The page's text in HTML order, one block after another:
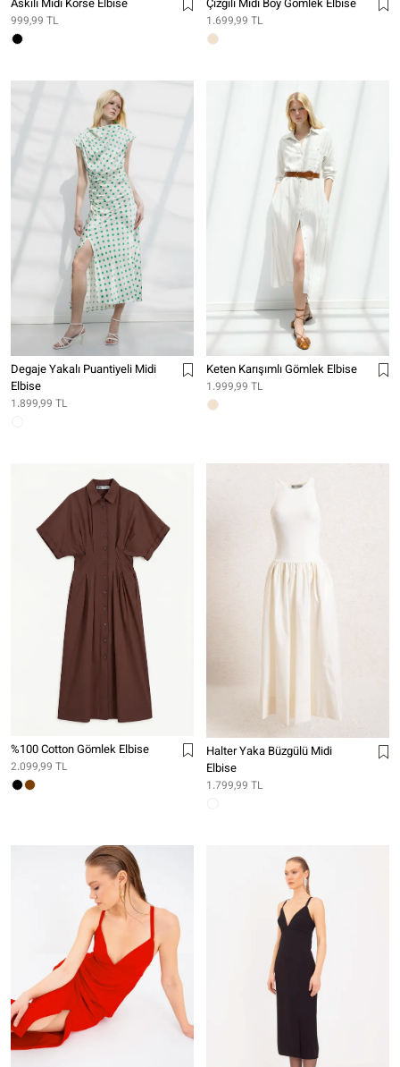
Askılı Midi Korse Elbise
999,99 TL
Çizgili Midi Boy Gömlek Elbise
1.699,99 TL
Degaje Yakalı Puantiyeli Midi
Elbise
1.899,99 TL
Keten Karışımlı Gömlek Elbise
1.999,99 TL
%100 Cotton Gömlek Elbise
2.099,99 TL
Halter Yaka Büzgülü Midi
Elbise
1.799,99 TL